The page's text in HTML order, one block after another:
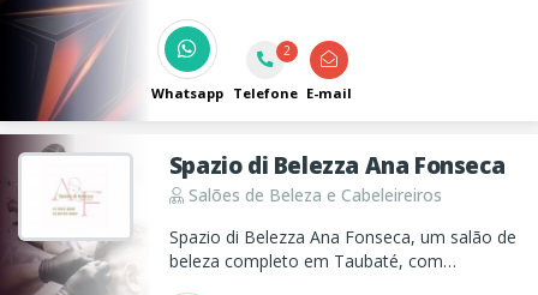
drink's flambados.
Whatsapp
2
Telefone E-mail
Spazio di Belezza Ana Fonseca
Salões de Beleza e Cabeleireiros
Spazio di Belezza Ana Fonseca, um salão de
beleza completo em Taubaté, com